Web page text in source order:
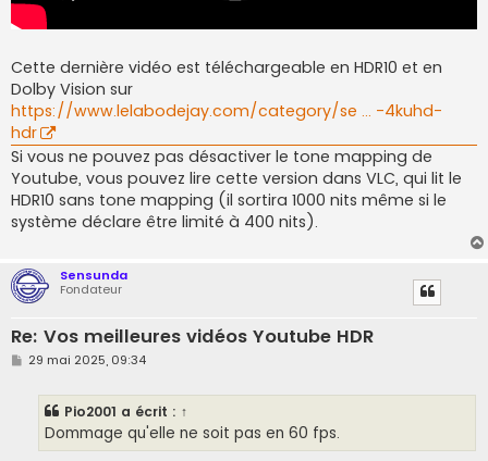
Cette dernière vidéo est téléchargeable en HDR10 et en
Dolby Vision sur
https://www.lelabodejay.com/category/se ... -4kuhd-
hdr
Si vous ne pouvez pas désactiver le tone mapping de
Youtube, vous pouvez lire cette version dans VLC, qui lit le
HDR10 sans tone mapping (il sortira 1000 nits même si le
système déclare être limité à 400 nits).
Sensunda
Fondateur
Re: Vos meilleures vidéos Youtube HDR
M
29 mai 2025, 09:34
Pio2001 a écrit : ↑
Dommage qu'elle ne soit pas en 60 fps.